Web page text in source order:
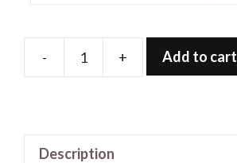
-
Folie
+ Add to cart
Description